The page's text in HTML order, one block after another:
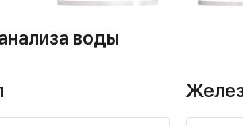
воды